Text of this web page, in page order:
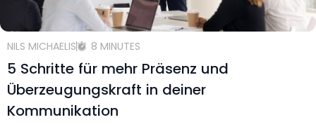
NILS MICHAELIS 8 MINUTES
5 Schritte für mehr Präsenz und
Überzeugungskraft in deiner
Kommunikation